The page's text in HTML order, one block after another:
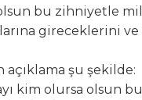
bu zihniyetle
gireceklerini ve
açıklama şu şekilde:
kim olursa olsun